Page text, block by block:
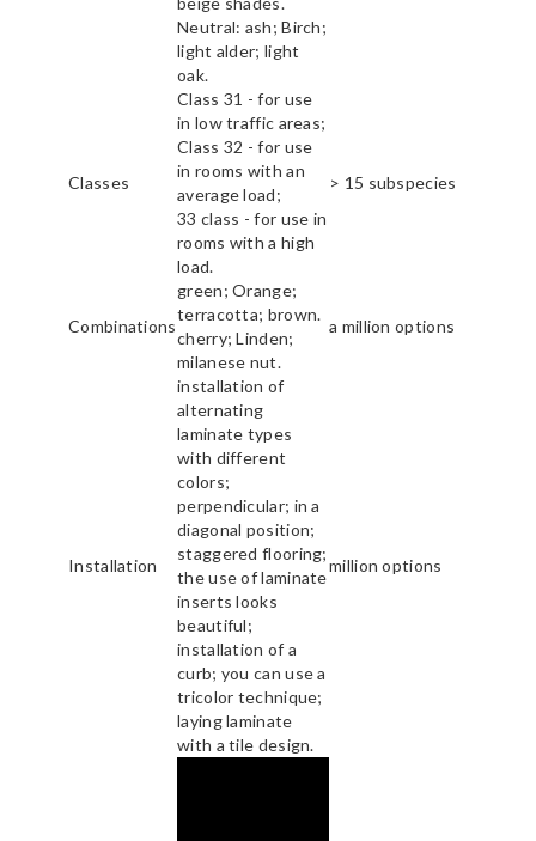
Neutral: ash; Birch;
light alder; light
oak.
Classes
Class 31 - for use
in low traffic areas;
Class 32 - for use
in rooms with an
average load;
33 class - for use in
rooms with a high
load.
> 15 subspecies
Combinations
green; Orange;
terracotta; brown.
cherry; Linden;
milanese nut.
a million options
Installation
installation of
alternating
laminate types
with different
colors;
perpendicular; in a
diagonal position;
staggered flooring;
the use of laminate
inserts looks
beautiful;
installation of a
curb; you can use a
tricolor technique;
laying laminate
with a tile design.
million options